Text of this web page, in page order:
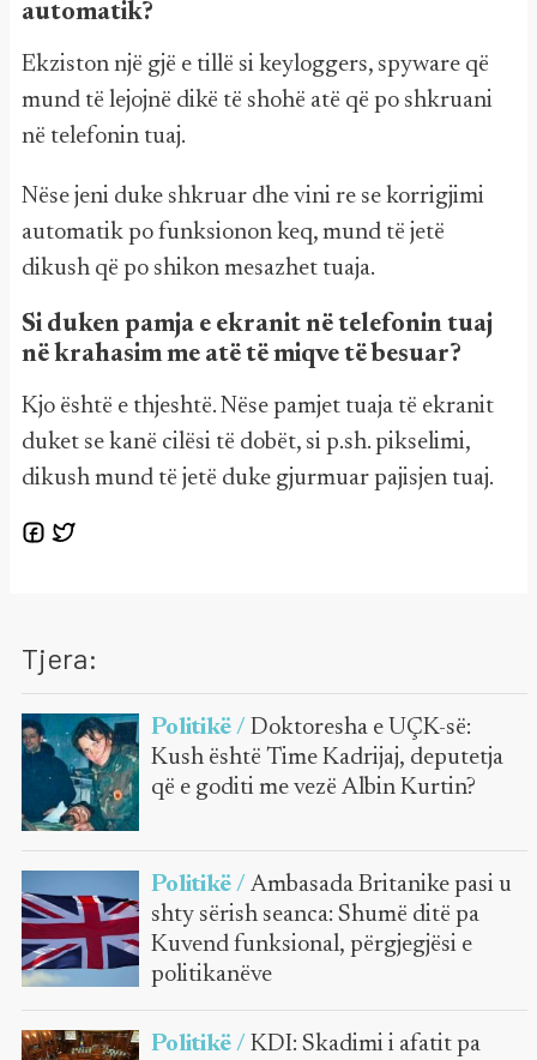
automatik?
Ekziston një gjë e tillë si keyloggers, spyware që
mund të lejojnë dikë të shohë atë që po shkruani
në telefonin tuaj.
Nëse jeni duke shkruar dhe vini re se korrigjimi
automatik po funksionon keq, mund të jetë
dikush që po shikon mesazhet tuaja.
Si duken pamja e ekranit në telefonin tuaj
në krahasim me atë të miqve të besuar?
Kjo është e thjeshtë. Nëse pamjet tuaja të ekranit
duket se kanë cilësi të dobët, si p.sh. pikselimi,
dikush mund të jetë duke gjurmuar pajisjen tuaj.
Tjera:
Politikë / Doktoresha e UÇK-së:
Kush është Time Kadrijaj, deputetja
që e goditi me vezë Albin Kurtin?
Politikë / Ambasada Britanike pasi u
shty sërish seanca: Shumë ditë pa
Kuvend funksional, përgjegjësi e
politikanëve
Politikë / KDI: Skadimi i afatit pa